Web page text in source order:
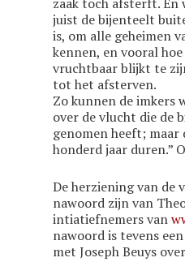
juist de bijenteelt
is, om alle geheimen
kennen, en vooral
vruchtbaar blijkt te
tot het afsterven.
Zo kunnen de imkers
over de vlucht die de
genomen heeft; maar
honderd jaar duren.”
De herziening van de
nawoord zijn van
intiatiefnemers van
nawoord is tevens
met Joseph Beuys